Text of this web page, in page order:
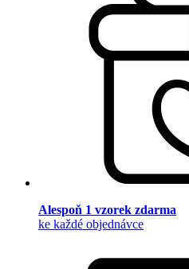
Alespoň 1 vzorek zdarma
ke každé objednávce